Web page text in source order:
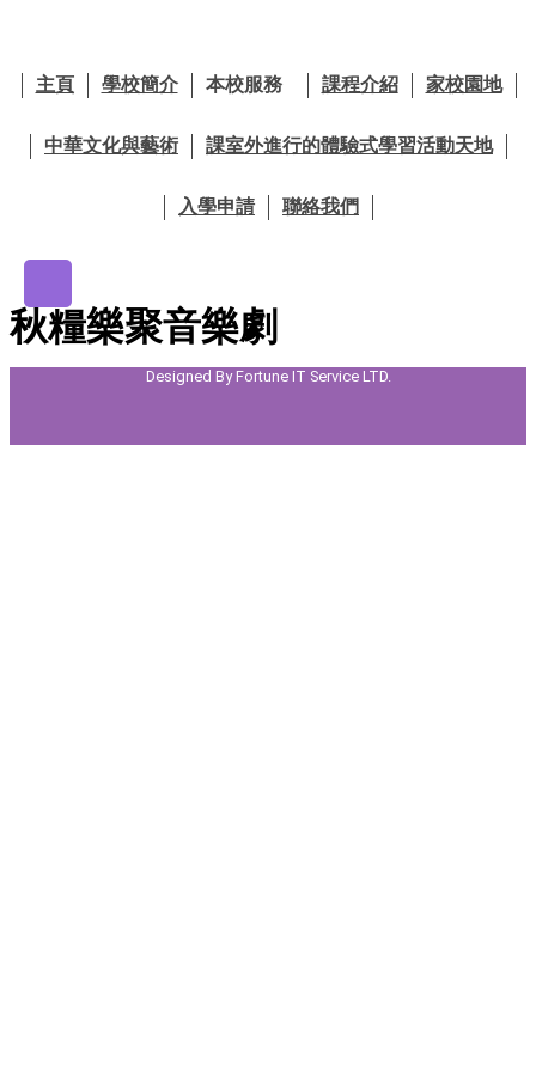
主
要
主頁 學校簡介 本校服務 課程介紹 家校園地
中華文化與藝術 課室外進行的體驗式學習活動天地
入學申請 聯絡我們
秋糧樂聚音樂劇
Designed By Fortune IT Service LTD.